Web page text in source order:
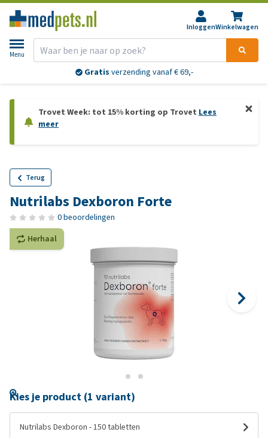
InloggenWinkelwagen
Menu
Gratis verzending vanaf € 69,-
Trovet Week: tot 15% korting op Trovet Lees
meer
Terug
Nutrilabs Dexboron Forte
0 beoordelingen
Herhaal
Kies je product (1 variant)
Nutrilabs Dexboron - 150 tabletten